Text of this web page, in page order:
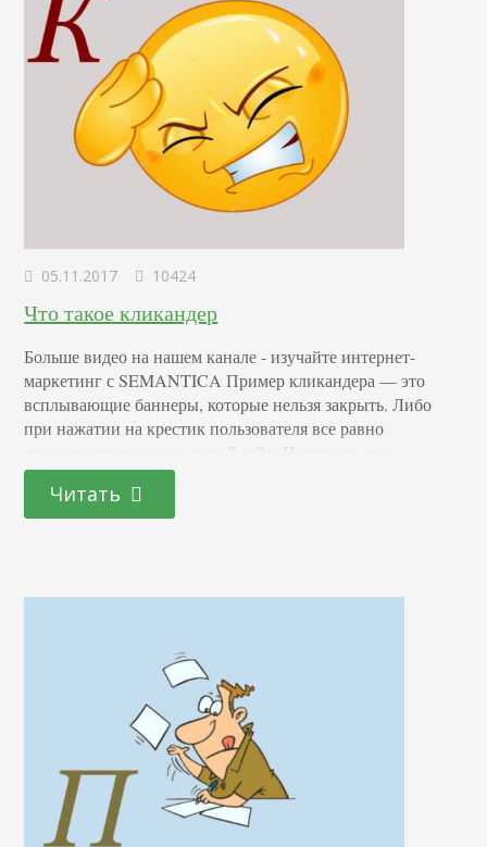
05.11.2017 10424
Что такое кликандер
Больше видео на нашем канале - изучайте интернет-
маркетинг с SEMANTICA Пример кликандера — это
всплывающие баннеры, которые нельзя закрыть. Либо
при нажатии на крестик пользователя все равно
переадресовывает на другой сайт. Например, вы
опаздываете в универ. Вам еще 10 минут идти от
остановки до корпуса. На улице холодно и скользко. А
пока вы идете, к вам пристают промоутеры и просят…
Читать